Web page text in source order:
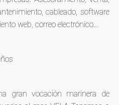
cableado, software
web, correo electrónico...
gran vocación marinera de